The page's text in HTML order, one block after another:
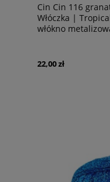
Cin Cin 116
Włóczka |
włókno
22,00 zł